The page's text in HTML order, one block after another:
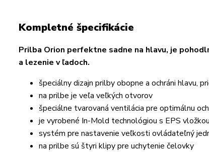
Kompletné špecifikácie
Prilba Orion perfektne sadne na hlavu, je
a lezenie v ľadoch.
špeciálny dizajn prilby obopne a ochráni hlavu,
na prilbe je veľa veľkých otvorov
špeciálne tvarovaná ventilácia pre optimálnu
je vyrobené In-Mold technológiou s EPS vložkou
systém pre nastavenie veľkosti ovládateľný
na prilbe sú štyri klipy pre uchytenie čelovky